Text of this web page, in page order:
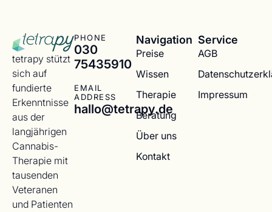
tetrapy stützt
sich auf
fundierte
Erkenntnisse
aus der
langjährigen
Cannabis-
Therapie mit
tausenden
Veteranen
und Patienten
PHONE
030
75435910
EMAIL
ADDRESS
hallo@tetrapy.de
Navigation
Preise
Wissen
Therapie
Beratung
Über uns
Kontakt
Service
AGB
Impressum